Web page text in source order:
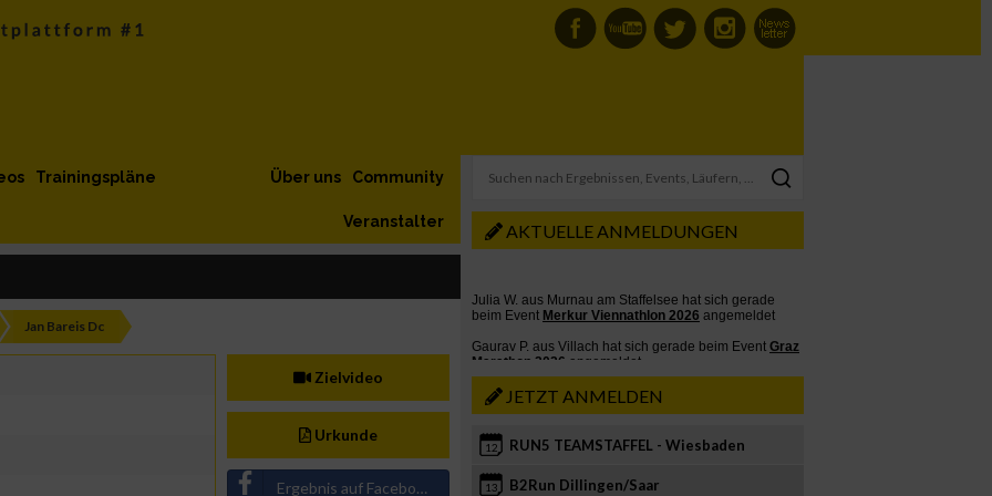
Trainingspläne Community
Über uns
Veranstalter
Jan Bareis Dc
Zielvideo
Urkunde
Ergebnis auf Facebook teilen
AKTUELLE ANMELDUNGEN
JETZT ANMELDEN
12 RUN5 TEAMSTAFFEL - Wiesbaden
13 B2Run Dillingen/Saar